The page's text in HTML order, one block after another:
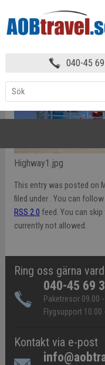
040-45
Highway1.jpg
This entry was posted on
filed under . You can
RSS 2.0 feed. You can
currently not allowed.
Ring oss gärna
040-45 69
Paketresor 09.00
Flygsupport 10.00
Kontakt via e-post